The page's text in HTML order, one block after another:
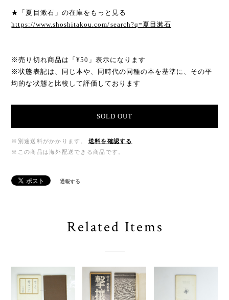
★「夏目漱石」の在庫をもっと見る
https://www.shoshitakou.com/search?q=夏目漱石
※売り切れ商品は「¥50」表示になります
※状態表記は、同じ本や、同時代の同種の本を基準に、その平
均的な状態と比較して評価しております
SOLD OUT
※別途送料がかかります。
送料を確認する
※この商品は海外配送できる商品です。
通報する
Related Items